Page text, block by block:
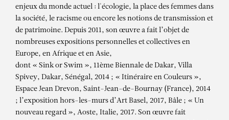
enjeux du monde actuel : l'écologie, la place des femmes dans
la société, le racisme ou encore les notions de transmission et
de patrimoine. Depuis 2011, son œuvre a fait l’objet de
nombreuses expositions personnelles et collectives en
Europe, en Afrique et en Asie,
dont « Sink or Swim », 11ème Biennale de Dakar, Villa
Spivey, Dakar, Sénégal, 2014 ; « Itinéraire en Couleurs »,
Espace Jean Drevon, Saint-Jean-de-Bournay (France), 2014
; l’exposition hors-les-murs d’Art Basel, 2017, Bâle ; « Un
nouveau regard », Aoste, Italie, 2017. Son œuvre fait